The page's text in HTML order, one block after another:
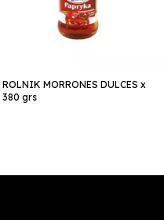
ROLNIK MORRONES DULCES x
380 grs